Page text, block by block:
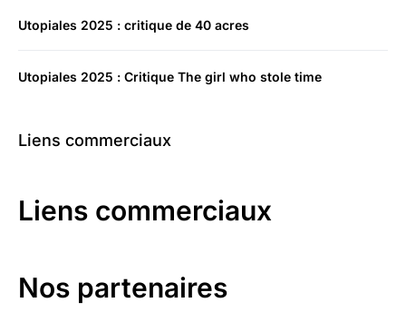
Utopiales 2025 : critique de 40 acres
Utopiales 2025 : Critique The girl who stole time
Liens commerciaux
Liens commerciaux
Nos partenaires